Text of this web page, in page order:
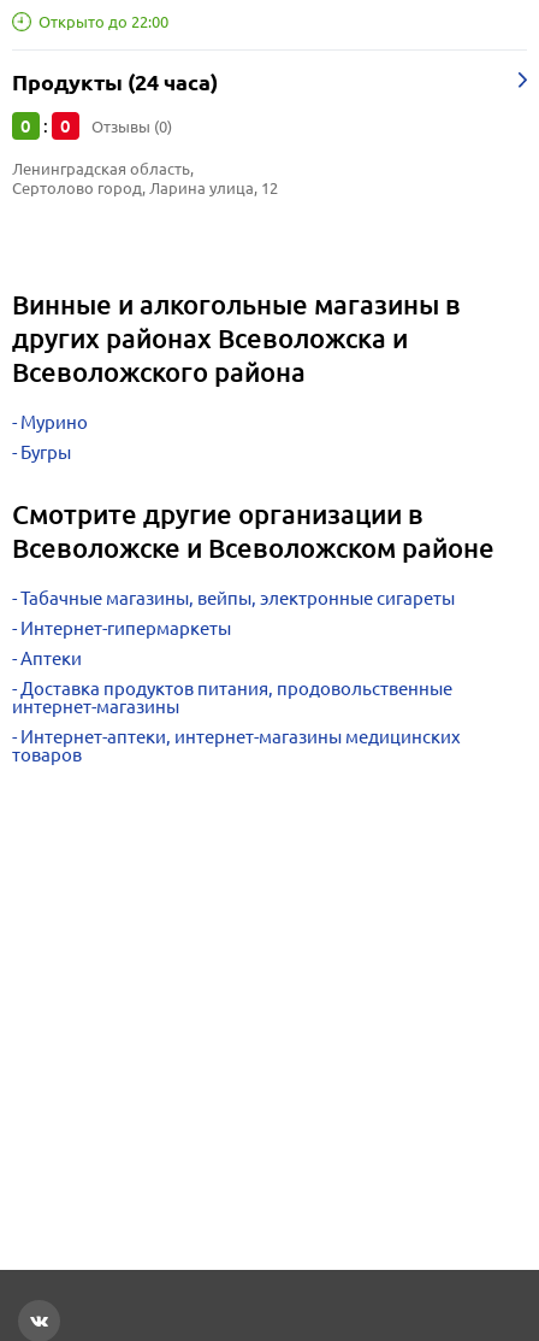
Открыто до 22:00
Продукты (24 часа)
0 : 0 Отзывы (0)
Ленинградская область,
Сертолово город, Ларина улица, 12
Винные и алкогольные магазины в
других районах Всеволожска и
Всеволожского района
Мурино
Бугры
Смотрите другие организации в
Всеволожске и Всеволожском районе
Табачные магазины, вейпы, электронные сигареты
Интернет-гипермаркеты
Аптеки
Доставка продуктов питания, продовольственные
интернет-магазины
Интернет-аптеки, интернет-магазины медицинских
товаров